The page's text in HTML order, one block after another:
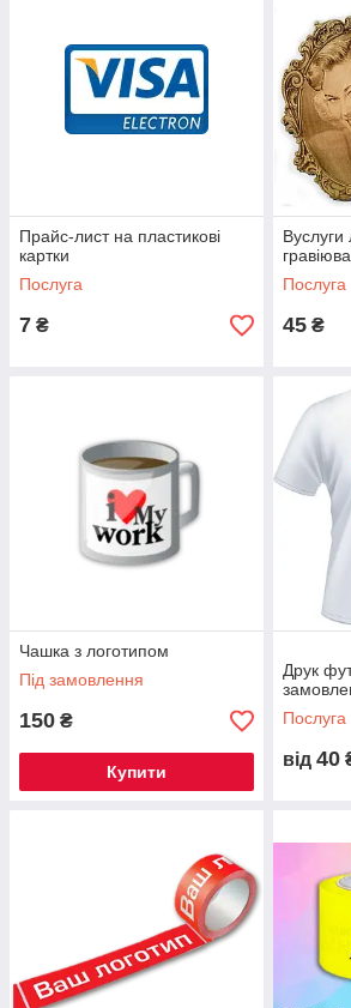
Прайс-лист на пластикові
картки
Послуга
7 ₴
Вуслуги
Послуга
45 ₴
Чашка з логотипом
Під замовлення
150 ₴
Купити
Друк
Послуга
від 40